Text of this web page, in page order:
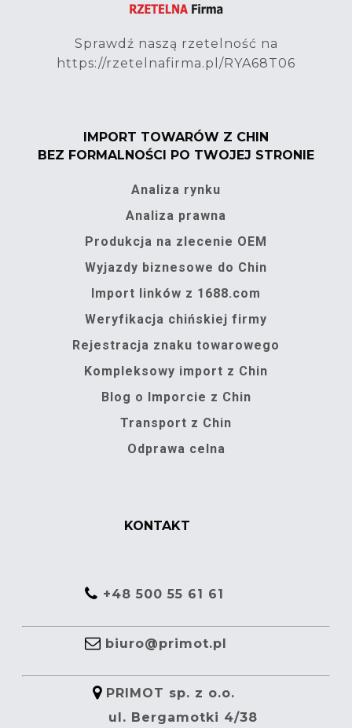
Sprawdź naszą rzetelność na
https://rzetelnafirma.pl/RYA68T06
IMPORT TOWARÓW Z CHIN
BEZ FORMALNOŚCI PO TWOJEJ STRONIE
Analiza rynku
Analiza prawna
Produkcja na zlecenie OEM
Wyjazdy biznesowe do Chin
Import linków z 1688.com
Weryfikacja chińskiej firmy
Rejestracja znaku towarowego
Kompleksowy import z Chin
Blog o Imporcie z Chin
Transport z Chin
Odprawa celna
KONTAKT
+48 500 55 61 61
biuro@primot.pl
PRIMOT sp. z o.o.
ul. Bergamotki 4/38